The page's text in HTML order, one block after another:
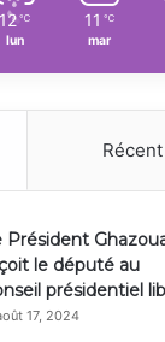
12 ℃
lun
11 ℃
mar
Récent
Président
le député au
présidentiel
17, 2024